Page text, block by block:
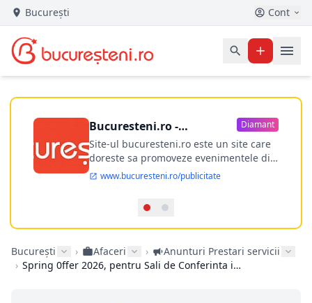
București Cont
Bucuresteni.ro -
publicitate online
Diamant
Site-ul bucuresteni.ro este un site care
doreste sa promoveze evenimentele din
Bucuresti si nu numai, sa puna la
dispozitia utilizatorului cea mai
Bucuresti-ului, si in acelasi timp sa
ofere posibilitatea firmel...
www.bucuresteni.ro/publicitate
București › Afaceri ›
Anunturi Prestari servicii
›
Spring 0ffer 2026, pentru Sali de Conferinta in Bucuresti